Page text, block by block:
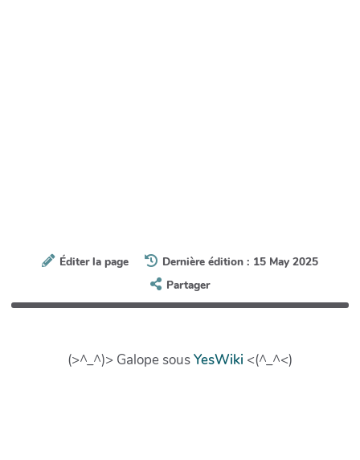
Éditer la page
Dernière édition : 15 May 2025
Partager
(>^_^)> Galope sousYesWiki <(^_^<)